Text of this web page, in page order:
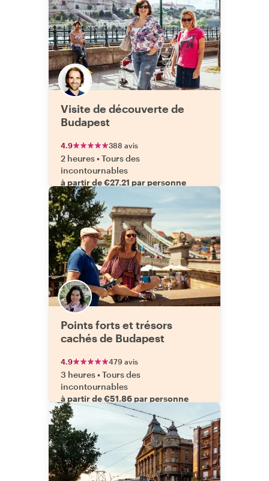
Visite de découverte de
Budapest
4.9 388 avis
2 heures•Tours des
incontournables
à partir de €27.21 par personne
Points forts et trésors
cachés de Budapest
4.9 479 avis
3 heures•Tours des
incontournables
à partir de €51.86 par personne